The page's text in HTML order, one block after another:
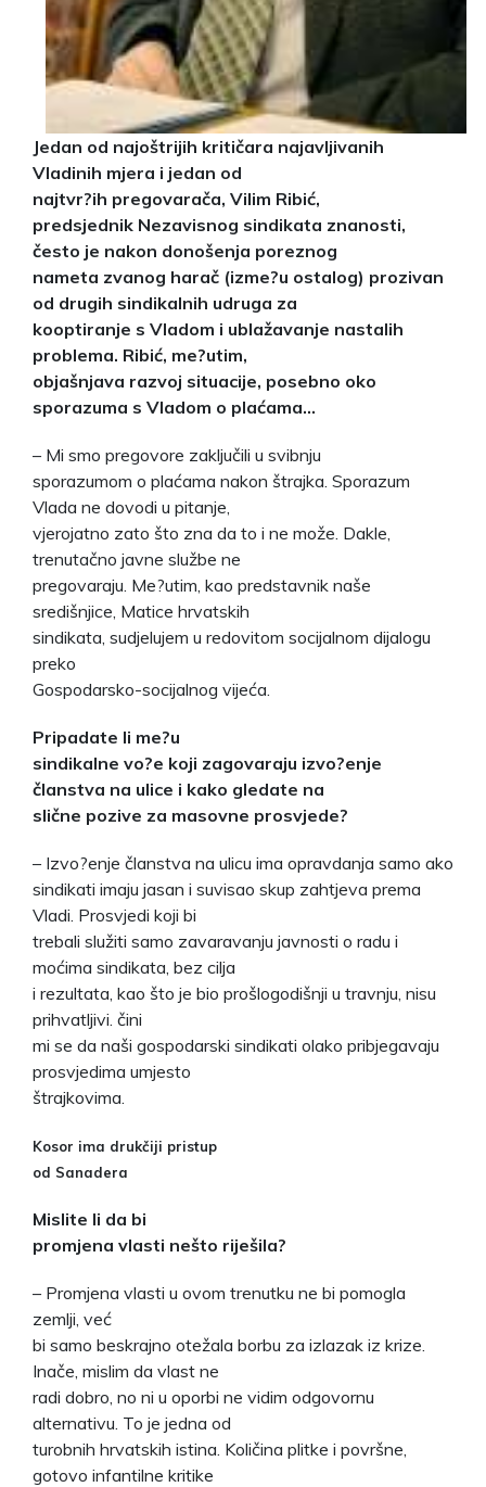
Jedan od najoštrijih kritičara najavljivanih
Vladinih mjera i jedan od
najtvr?ih pregovarača, Vilim Ribić,
predsjednik Nezavisnog sindikata znanosti,
često je nakon donošenja poreznog
nameta zvanog harač (izme?u ostalog) prozivan
od drugih sindikalnih udruga za
kooptiranje s Vladom i ublažavanje nastalih
problema. Ribić, me?utim,
objašnjava razvoj situacije, posebno oko
sporazuma s Vladom o plaćama…
– Mi smo pregovore zaključili u svibnju
sporazumom o plaćama nakon štrajka. Sporazum
Vlada ne dovodi u pitanje,
vjerojatno zato što zna da to i ne može. Dakle,
trenutačno javne službe ne
pregovaraju. Me?utim, kao predstavnik naše
središnjice, Matice hrvatskih
sindikata, sudjelujem u redovitom socijalnom dijalogu
preko
Gospodarsko-socijalnog vijeća.
Pripadate li me?u
sindikalne vo?e koji zagovaraju izvo?enje
članstva na ulice i kako gledate na
slične pozive za masovne prosvjede?
– Izvo?enje članstva na ulicu ima opravdanja samo ako
sindikati imaju jasan i suvisao skup zahtjeva prema
Vladi. Prosvjedi koji bi
trebali služiti samo zavaravanju javnosti o radu i
moćima sindikata, bez cilja
i rezultata, kao što je bio prošlogodišnji u travnju, nisu
prihvatljivi. čini
mi se da naši gospodarski sindikati olako pribjegavaju
prosvjedima umjesto
štrajkovima.
Kosor ima drukčiji pristup
od Sanadera
Mislite li da bi
promjena vlasti nešto riješila?
– Promjena vlasti u ovom trenutku ne bi pomogla
zemlji, već
bi samo beskrajno otežala borbu za izlazak iz krize.
Inače, mislim da vlast ne
radi dobro, no ni u oporbi ne vidim odgovornu
alternativu. To je jedna od
turobnih hrvatskih istina. Količina plitke i površne,
gotovo infantilne kritike